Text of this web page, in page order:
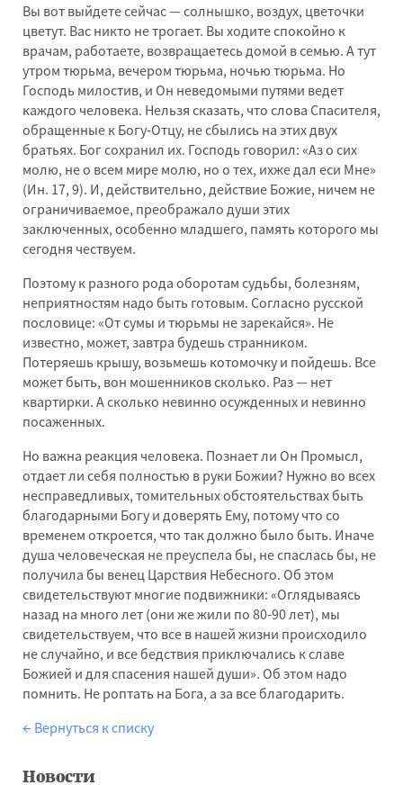
Вы вот выйдете сейчас — солнышко, воздух, цветочки
цветут. Вас никто не трогает. Вы ходите спокойно к
врачам, работаете, возвращаетесь домой в семью. А тут
утром тюрьма, вечером тюрьма, ночью тюрьма. Но
Господь милостив, и Он неведомыми путями ведет
каждого человека. Нельзя сказать, что слова Спасителя,
обращенные к Богу-Отцу, не сбылись на этих двух
братьях. Бог сохранил их. Господь говорил: «Аз о сих
молю, не о всем мире молю, но о тех, ихже дал еси Мне»
(Ин. 17, 9). И, действительно, действие Божие, ничем не
ограничиваемое, преображало души этих
заключенных, особенно младшего, память которого мы
сегодня чествуем.
Поэтому к разного рода оборотам судьбы, болезням,
неприятностям надо быть готовым. Согласно русской
пословице: «От сумы и тюрьмы не зарекайся». Не
известно, может, завтра будешь странником.
Потеряешь крышу, возьмешь котомочку и пойдешь. Все
может быть, вон мошенников сколько. Раз — нет
квартирки. А сколько невинно осужденных и невинно
посаженных.
Но важна реакция человека. Познает ли Он Промысл,
отдает ли себя полностью в руки Божии? Нужно во всех
несправедливых, томительных обстоятельствах быть
благодарными Богу и доверять Ему, потому что со
временем откроется, что так должно было быть. Иначе
душа человеческая не преуспела бы, не спаслась бы, не
получила бы венец Царствия Небесного. Об этом
свидетельствуют многие подвижники: «Оглядываясь
назад на много лет (они же жили по 80-90 лет), мы
свидетельствуем, что все в нашей жизни происходило
не случайно, и все бедствия приключались к славе
Божией и для спасения нашей души». Об этом надо
помнить. Не роптать на Бога, а за все благодарить.
← Вернуться к списку
Новости